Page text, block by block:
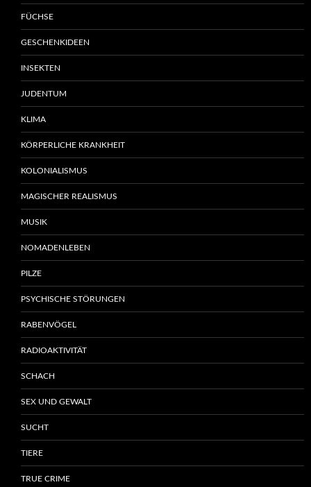
FÜCHSE
GESCHENKIDEEN
INSEKTEN
JUDENTUM
KLIMA
KÖRPERLICHE KRANKHEIT
KOLONIALISMUS
MAGISCHER REALISMUS
MUSIK
NOMADENLEBEN
PILZE
PSYCHISCHE STÖRUNGEN
RABENVÖGEL
RADIOAKTIVITÄT
SCHACH
SEX UND GEWALT
SUCHT
TIERE
TRUE CRIME